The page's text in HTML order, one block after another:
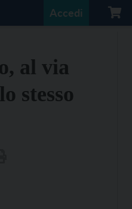
Accedi
al via
stesso